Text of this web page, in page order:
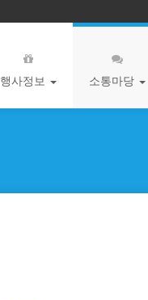
행사정보 소통마당